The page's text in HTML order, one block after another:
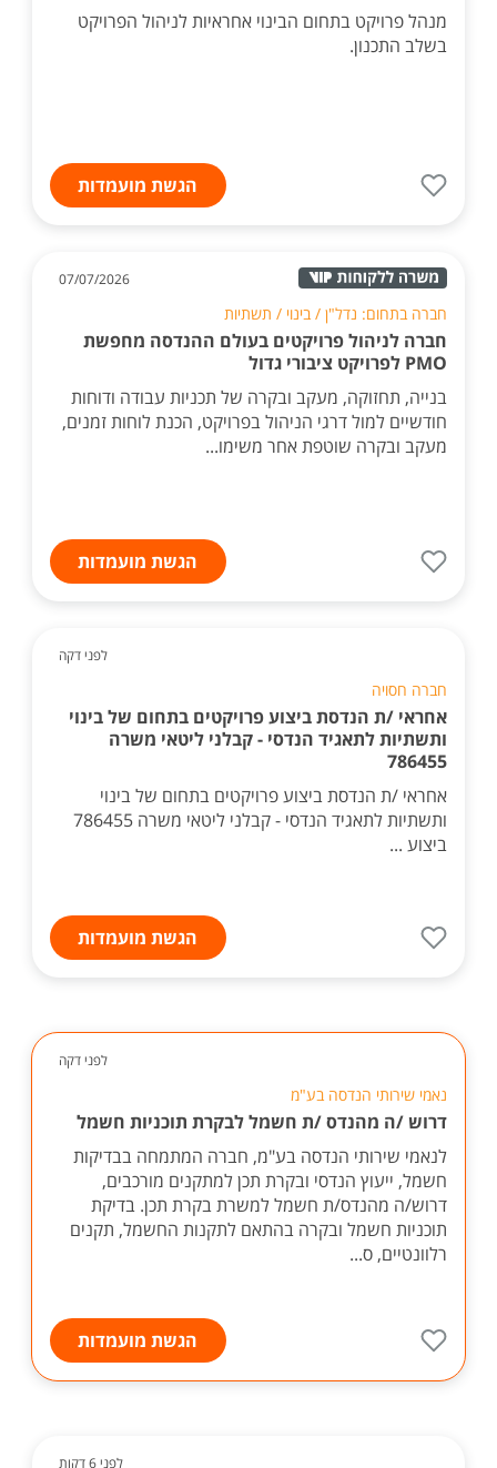
מנהל פרויקט בתחום הבינוי אחראיות לניהול הפרויקט
בשלב התכנון.
הגשת מועמדות
07/07/2026
חברה בתחום: נדל"ן / בינוי / תשתיות
חברה לניהול פרויקטים בעולם ההנדסה מחפשת
PMO לפרויקט ציבורי גדול
בנייה, תחזוקה, מעקב ובקרה של תכניות עבודה ודוחות
חודשיים למול דרגי הניהול בפרויקט, הכנת לוחות זמנים,
מעקב ובקרה שוטפת אחר משימו...
הגשת מועמדות
לפני דקה
חברה חסויה
אחראי /ת הנדסת ביצוע פרויקטים בתחום של בינוי
ותשתיות לתאגיד הנדסי - קבלני ליטאי משרה
786455
אחראי /ת הנדסת ביצוע פרויקטים בתחום של בינוי
ותשתיות לתאגיד הנדסי - קבלני ליטאי משרה 786455
ביצוע ...
הגשת מועמדות
לפני דקה
נאמי שירותי הנדסה בע"מ
דרוש /ה מהנדס /ת חשמל לבקרת תוכניות חשמל
לנאמי שירותי הנדסה בע"מ, חברה המתמחה בבדיקות
חשמל, ייעוץ הנדסי ובקרת תכן למתקנים מורכבים,
דרוש/ה מהנדס/ת חשמל למשרת בקרת תכן. בדיקת
תוכניות חשמל ובקרה בהתאם לתקנות החשמל, תקנים
רלוונטיים, ס...
הגשת מועמדות
לפני 6 דקות